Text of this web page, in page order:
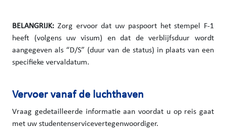
BELANGRIJK: Zorg ervoor dat uw paspoort het stempel F-1
heeft (volgens uw visum) en dat de verblijfsduur wordt
aangegeven als “D/S” (duur van de status) in plaats van een
specifieke vervaldatum.
Vervoer vanaf de luchthaven
Vraag gedetailleerde informatie aan voordat u op reis gaat
met uw studentenservicevertegenwoordiger.